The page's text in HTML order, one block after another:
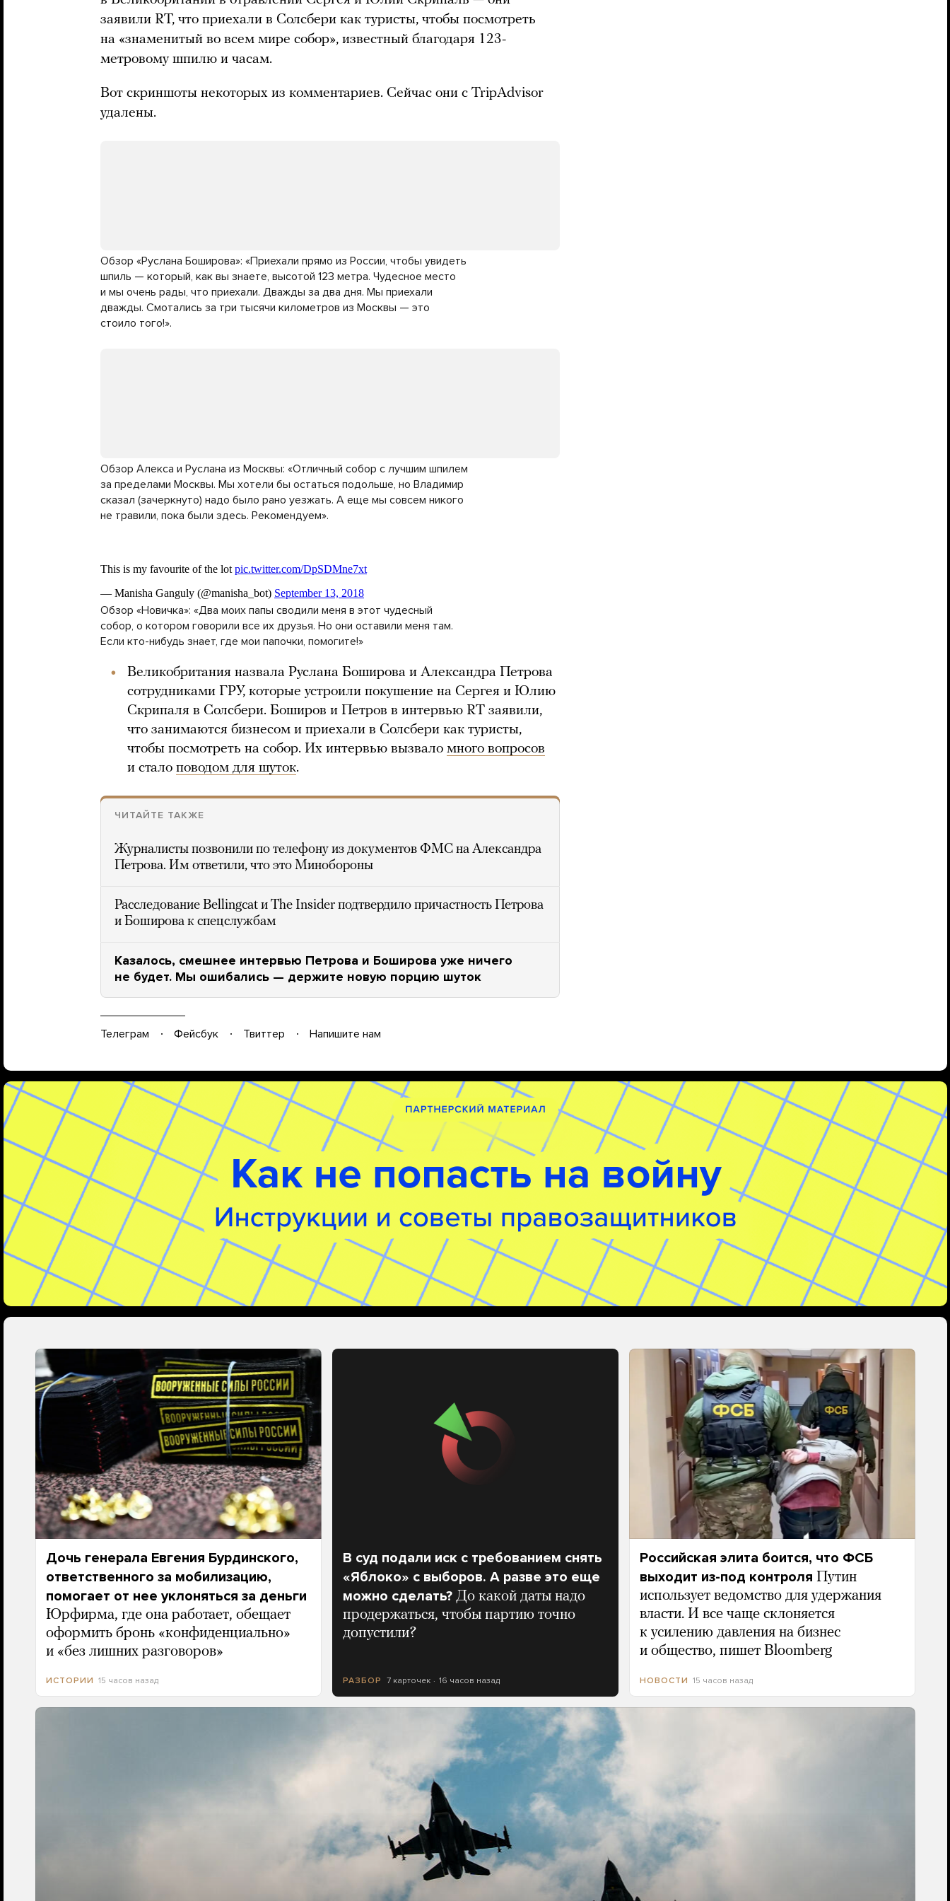
заявили RT, что приехали в Солсбери как туристы, чтобы посмотреть
на «знаменитый во всем мире собор», известный благодаря 123-
метровому шпилю и часам.
Вот скриншоты некоторых из комментариев. Сейчас они с TripAdvisor
удалены.
Обзор «Руслана Боширова»: «Приехали прямо из России, чтобы увидеть
шпиль — который, как вы знаете, высотой 123 метра. Чудесное место
и мы очень рады, что приехали. Дважды за два дня. Мы приехали
дважды. Смотались за три тысячи километров из Москвы — это
стоило того!».
Обзор Алекса и Руслана из Москвы: «Отличный собор с лучшим шпилем
за пределами Москвы. Мы хотели бы остаться подольше, но Владимир
сказал (зачеркнуто) надо было рано уезжать. А еще мы совсем никого
не травили, пока были здесь. Рекомендуем».
Обзор «Новичка»: «Два моих папы сводили меня в этот чудесный
собор, о котором говорили все их друзья. Но они оставили меня там.
Если кто-нибудь знает, где мои папочки, помогите!»
Великобритания назвала Руслана Боширова и Александра Петрова
сотрудниками ГРУ, которые устроили покушение на Сергея и Юлию
Скрипаля в Солсбери. Боширов и Петров в интервью RT заявили,
что занимаются бизнесом и приехали в Солсбери как туристы,
чтобы посмотреть на собор. Их интервью вызвало много вопросов
и стало поводом для шуток.
ЧИТАЙТЕ ТАКЖЕ
Журналисты позвонили по телефону из документов ФМС на Александра
Петрова. Им ответили, что это Минобороны
Расследование Bellingcat и The Insider подтвердило причастность Петрова
и Боширова к спецслужбам
Казалось, смешнее интервью Петрова и Боширова уже ничего
не будет. Мы ошибались — держите новую порцию шуток
Телеграм Фейсбук Твиттер Напишите нам
Дочь генерала Евгения Бурдинского,
ответственного за мобилизацию,
помогает от нее уклоняться за деньги
Юрфирма, где она работает, обещает
оформить бронь «конфиденциально»
и «без лишних разговоров»
ИСТОРИИ 15 часов назад
В суд подали иск с требованием снять
«Яблоко» с выборов. А разве это еще
можно сделать? До какой даты надо
продержаться, чтобы партию точно
допустили?
РАЗБОР 7 карточек 16 часов назад
Российская элита боится, что ФСБ
выходит из-под контроля Путин
использует ведомство для удержания
власти. И все чаще склоняется
к усилению давления на бизнес
и общество, пишет Bloomberg
НОВОСТИ 15 часов назад